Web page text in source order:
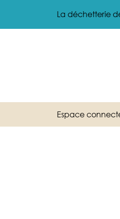
contenu
La déchetterie
Espace